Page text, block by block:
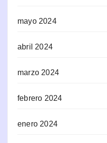
mayo 2024
abril 2024
marzo 2024
febrero 2024
enero 2024